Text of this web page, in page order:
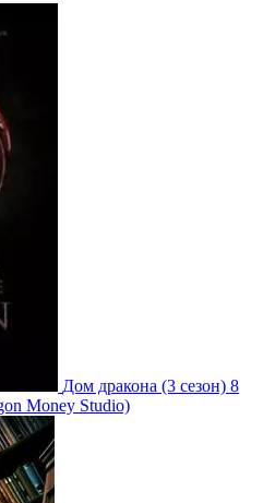
Дом дракона (3 сезон) 8
Money Studio)